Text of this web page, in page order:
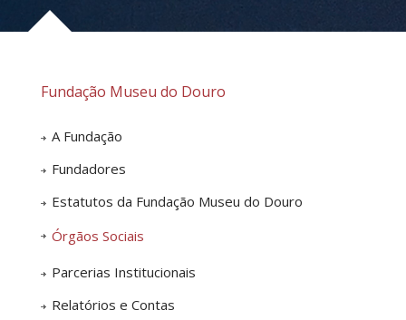
Fundação Museu do Douro
A Fundação
Fundadores
Estatutos da Fundação Museu do Douro
Órgãos Sociais
Parcerias Institucionais
Relatórios e Contas